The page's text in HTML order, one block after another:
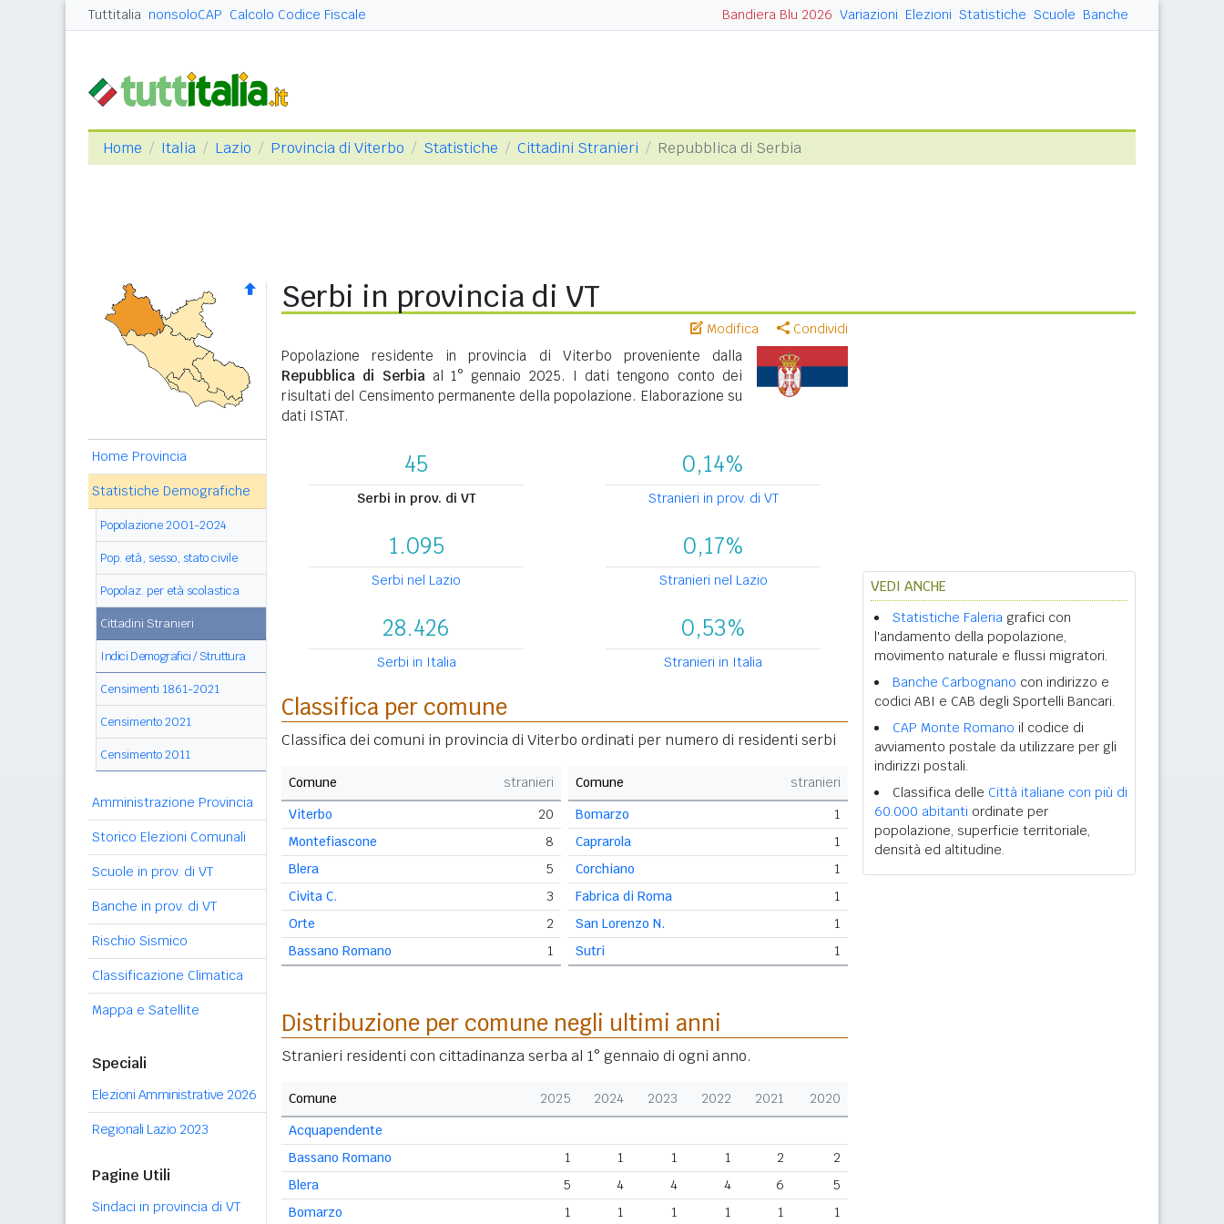
Tuttitalia nonsoloCAP Calcolo Codice Fiscale Bandiera Blu 2026 Variazioni Elezioni Statistiche Scuole Banche
Home Italia Lazio Provincia di Viterbo Statistiche Cittadini Stranieri Repubblica di Serbia
Home Provincia
Statistiche Demografiche
Popolazione 2001-2024
Pop. età, sesso, stato civile
Popolaz. per età scolastica
Cittadini Stranieri
Indici Demografici / Struttura
Censimenti 1861-2021
Censimento 2021
Censimento 2011
Amministrazione Provincia
Storico Elezioni Comunali
Scuole in prov. di VT
Banche in prov. di VT
Rischio Sismico
Classificazione Climatica
Mappa e Satellite
Speciali
Elezioni Amministrative 2026
Regionali Lazio 2023
Pagine Utili
Sindaci in provincia di VT
Serbi in provincia di VT
Modifica Condividi
Popolazione residente in provincia di Viterbo proveniente dalla
Repubblica di Serbiaal 1° gennaio 2025. I dati tengono conto dei
risultati del Censimento permanente della popolazione. Elaborazione su
dati ISTAT.
45
Serbi in prov. di VT
0,14%
Stranieri in prov. di VT
1.095
Serbi nel Lazio
0,17%
Stranieri nel Lazio
28.426
Serbi in Italia
0,53%
Stranieri in Italia
Classifica per comune
Classifica dei comuni in provincia di Viterbo ordinati per numero di residenti serbi
Comune
stranieri
Viterbo
20
Montefiascone
8
Blera
5
Civita C.
3
Orte
2
Bassano Romano
1
Comune
stranieri
Bomarzo
1
Caprarola
1
Corchiano
1
Fabrica di Roma
1
San Lorenzo N.
1
Sutri
1
Distribuzione per comune negli ultimi anni
Stranieri residenti con cittadinanza serba al 1° gennaio di ogni anno.
Comune 2025 2024 2023 2022 2021
2020
Acquapendente
Bassano Romano
1 1 1 1 2
2
Blera
5 4 4 4 6
5
Bomarzo
1 1 1 1 1
1
VEDI ANCHE
Statistiche Faleria grafici con
l'andamento della popolazione,
movimento naturale e flussi migratori.
Banche Carbognano con indirizzo e
codici ABI e CAB degli Sportelli Bancari.
CAP Monte Romano il codice di
avviamento postale da utilizzare per gli
indirizzi postali.
Classifica delle Città italiane con più di
60.000 abitanti ordinate per
popolazione, superficie territoriale,
densità ed altitudine.